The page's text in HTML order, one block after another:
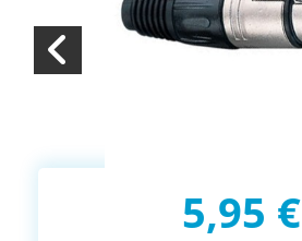
5,95 €